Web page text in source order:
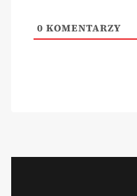
0 KOMENTARZY